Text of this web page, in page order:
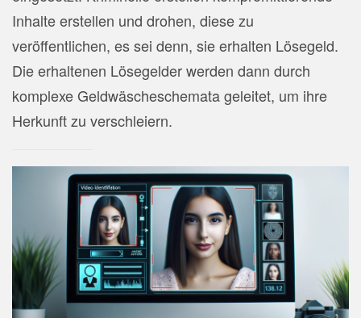
Inhalte erstellen und drohen, diese zu
veröffentlichen, es sei denn, sie erhalten Lösegeld.
Die erhaltenen Lösegelder werden dann durch
komplexe Geldwäscheschemata geleitet, um ihre
Herkunft zu verschleiern.